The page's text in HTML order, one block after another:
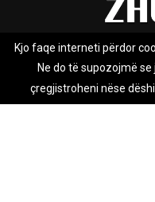
Rreth nesh
Zhurnal.mk është Agjenci e
Kjo faqe interneti përdor
Ne do të supozojmë
çregjistroheni nëse